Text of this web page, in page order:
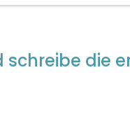
schreibe die